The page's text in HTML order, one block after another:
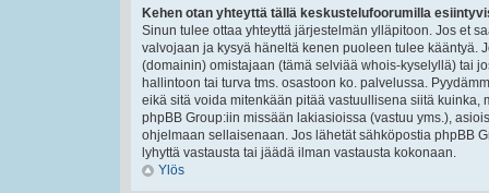
Kehen otan yhteyttä tällä keskustelufoorumilla
Sinun tulee ottaa yhteyttä järjestelmän ylläpitoon. Jos et
valvojaan ja kysyä häneltä kenen puoleen tulee kääntyä.
(domainin) omistajaan (tämä selviää whois-kyselyllä) tai
hallintoon tai turva tms. osastoon ko. palvelussa.
eikä sitä voida mitenkään pitää vastuullisena siitä kuinka,
phpBB Group:iin missään lakiasioissa (vastuu yms.),
ohjelmaan sellaisenaan. Jos lähetät sähköpostia phpBB
lyhyttä vastausta tai jäädä ilman vastausta kokonaan.
Ylös